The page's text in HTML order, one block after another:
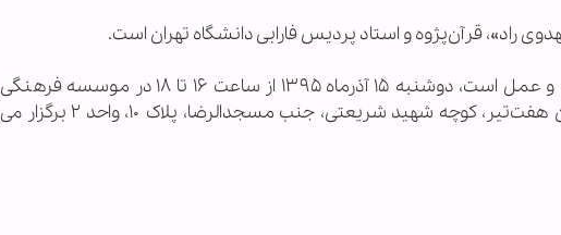
قرآن‌پژوه و استاد پردیس فارابی دانشگاه تهران است.
این نشست که سی و ششمین نشست اندیشه و عمل است، دوشنبه ۱۵ آذرماه ۱۳۹۵ از ساعت ۱۶ تا ۱۸ در موسسه فرهنگی
تحقیقاتی امام موسی صدر واقع در شمال میدان هفت‌تیر، کوچه شهید شریعتی، جنب مسجدالرضا، پلاک ۱۰، واحد ۲ برگزار می